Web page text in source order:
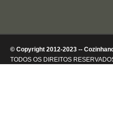
© Copyright 2012-2023 --
TODOS OS DIREITOS